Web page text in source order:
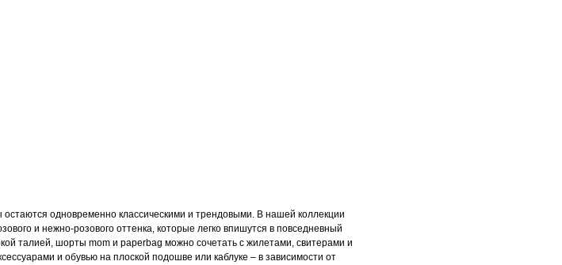
одновременно классическими и трендовыми. В нашей коллекции
и нежно-розового оттенка, которые легко впишутся в повседневный
талией, шорты mom и paperbag можно сочетать с жилетами, свитерами и
и обувью на плоской подошве или каблуке – в зависимости от